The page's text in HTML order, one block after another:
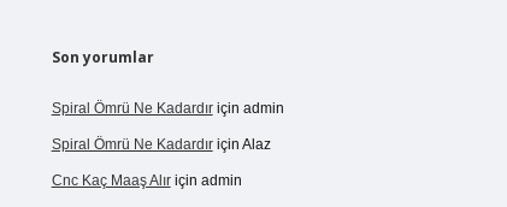
Son yorumlar
Spiral Ömrü Ne Kadardıriçin admin
Spiral Ömrü Ne Kadardıriçin Alaz
Cnc Kaç Maaş Alıriçin admin